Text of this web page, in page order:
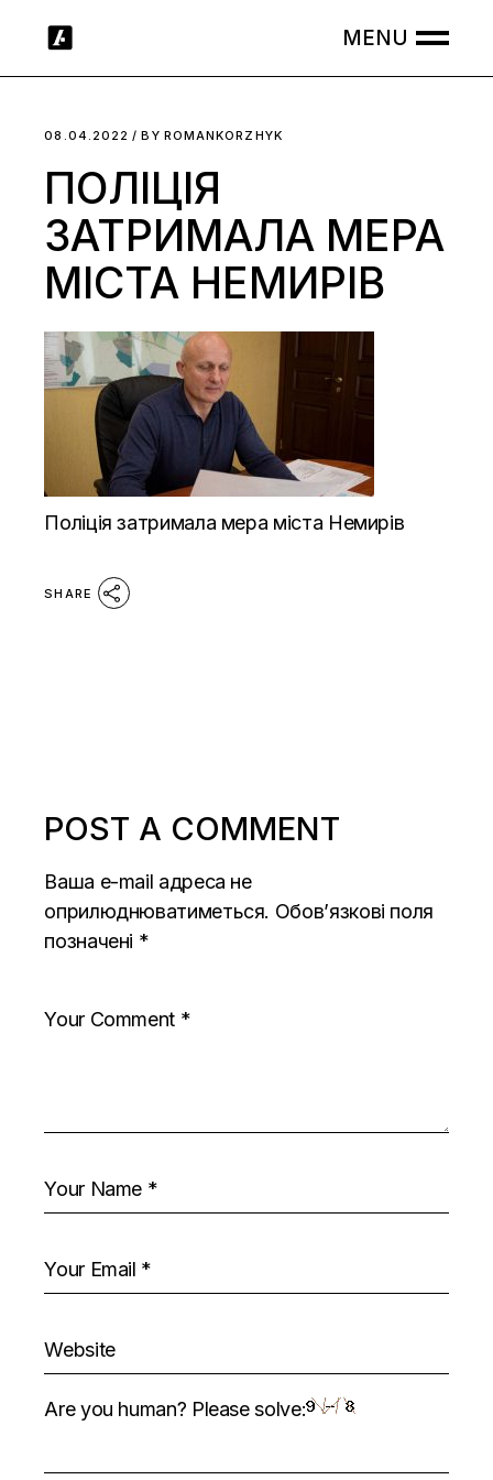
08.04.2022 BY ROMANKORZHYK
ПОЛІЦІЯ
ЗАТРИМАЛА МЕРА
МІСТА НЕМИРІВ
Поліція затримала мера міста Немирів
SHARE
POST A COMMENT
Ваша e-mail адреса не
оприлюднюватиметься. Обов’язкові поля
позначені *
Are you human? Please solve: